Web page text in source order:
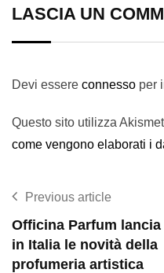
LASCIA UN
Devi essere connesso per
Questo sito utilizza
come vengono elaborati i
Previous article
Officina Parfum lancia
in Italia le novità della
profumeria artistica